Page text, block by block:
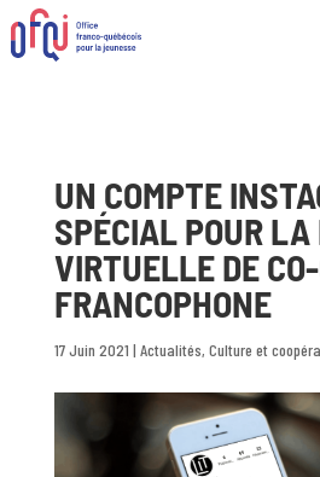
UN COMPTE
SPÉCIAL POUR LA
VIRTUELLE DE
FRANCOPHONE
17 Juin 2021 | Actualités, Culture et